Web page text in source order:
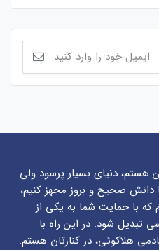
هستم، دنیای بسیار پرسود ولی
صحیح و بروز مجهز کنیم،
که با حمایت شما به یکی از
تبدیل شود. در این راه با
هلاکوئی، در کنارتان هستم.